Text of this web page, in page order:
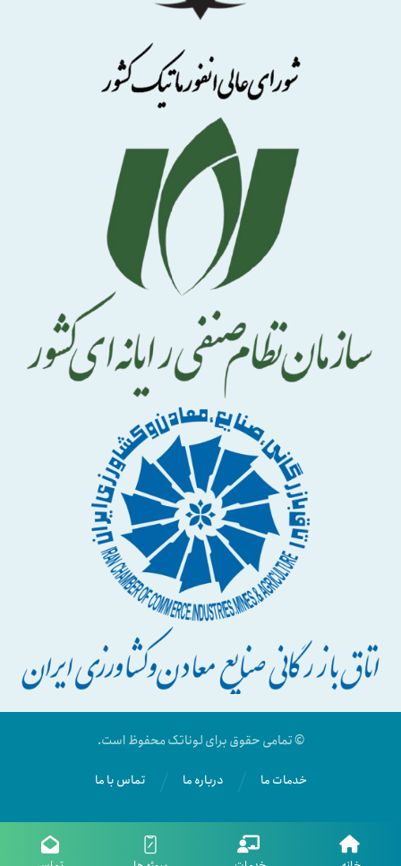
© تمامی حقوق برای لوناتک محفوظ است.
تماس با ما درباره ما خدمات ما